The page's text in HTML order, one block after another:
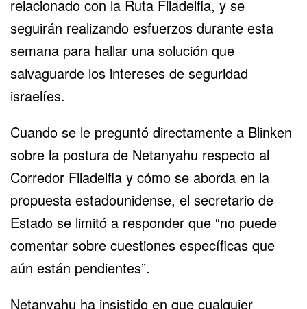
relacionado con la Ruta Filadelfia, y se
seguirán realizando esfuerzos durante esta
semana para hallar una solución que
salvaguarde los intereses de seguridad
israelíes.
Cuando se le preguntó directamente a Blinken
sobre la postura de Netanyahu respecto al
Corredor Filadelfia y cómo se aborda en la
propuesta estadounidense, el secretario de
Estado se limitó a responder que “no puede
comentar sobre cuestiones específicas que
aún están pendientes”.
Netanyahu ha insistido en que cualquier